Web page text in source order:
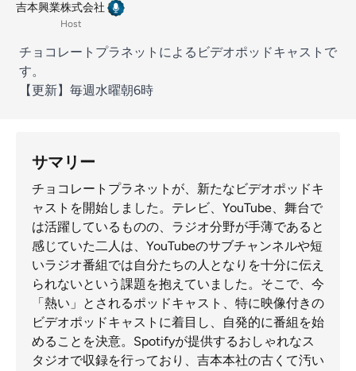
吉本興業株式会社
Host
チョコレートプラネットによるビデオポッドキャストで
す。
【更新】毎週水曜朝6時
サマリー
チョコレートプラネットが、新たなビデオポッドキ
ャストを開始しました。テレビ、YouTube、舞台で
は活躍しているものの、ラジオ分野が手薄であると
感じていた二人は、YouTubeのサブチャンネルや短
いラジオ番組では自分たちの人となりを十分に伝え
られないという課題を抱えていました。そこで、今
「熱い」とされるポッドキャスト、特に映像付きの
ビデオポッドキャストに着目し、自発的に番組を始
めることを決意。Spotifyが提供するおしゃれなス
タジオで収録を行っており、吉本本社の古くて汚い